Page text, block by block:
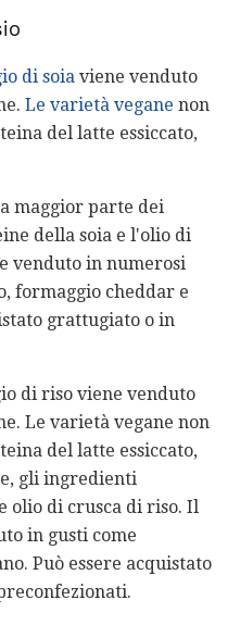
di soia viene venduto
Le varietà vegane non
del latte essiccato,
maggior parte dei
​​della soia e l'olio di
venduto in numerosi
formaggio cheddar e
grattugiato o in
di riso viene venduto
Le varietà vegane non
del latte essiccato,
gli ingredienti
olio di crusca di riso. Il
in gusti come
Può essere acquistato